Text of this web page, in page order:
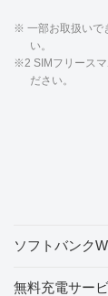
※ 一部お取扱いで
い。
※2 SIMフリースマ
ださい。
ソフトバンク
無料充電サー